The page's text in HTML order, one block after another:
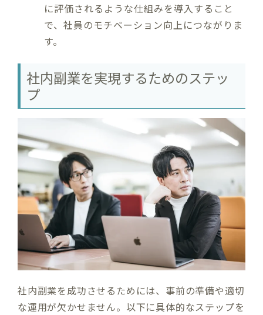
に評価されるような仕組みを導入すること
で、社員のモチベーション向上につながりま
す。
社内副業を実現するためのステッ
プ
社内副業を成功させるためには、事前の準備や適切
な運用が欠かせません。以下に具体的なステップを